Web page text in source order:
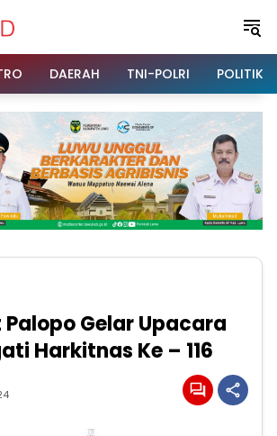
DAERAH TNI-POLRI POLITIK
Palopo Gelar Upacara
Harkitnas Ke – 116